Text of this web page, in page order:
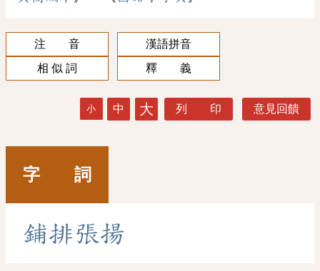
注 音
漢語拼音
相 似 詞
釋 義
小 中 大 列 印 意見回饋
字 詞
鋪排張揚